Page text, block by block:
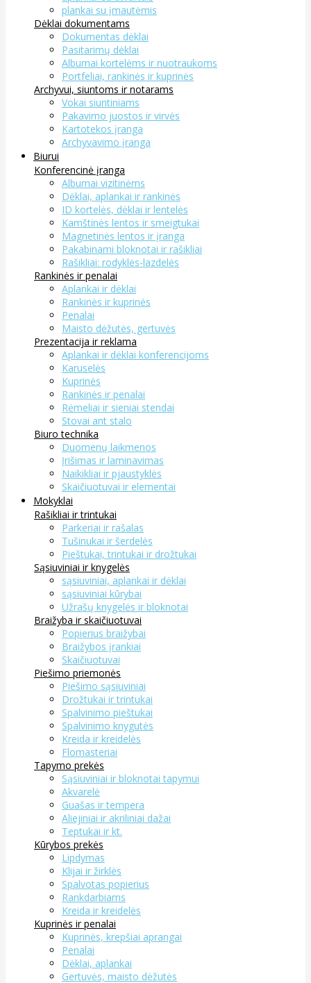
plankai su įmautėmis
Dėklai dokumentams
Dokumentas dėklai
Pasitarimų dėklai
Albumai kortelėms ir nuotraukoms
Portfeliai, rankinės ir kuprinės
Archyvui, siuntoms ir notarams
Vokai siuntiniams
Pakavimo juostos ir virvės
Kartotekos įranga
Archyvavimo įranga
Biurui
Konferencinė įranga
Albumai vizitinėms
Dėklai, aplankai ir rankinės
ID kortelės, dėklai ir lentelės
Kamštinės lentos ir smeigtukai
Magnetinės lentos ir įranga
Pakabinami bloknotai ir rašikliai
Rašikliai: rodyklės-lazdelės
Rankinės ir penalai
Aplankai ir dėklai
Rankinės ir kuprinės
Penalai
Maisto dėžutės, gertuvės
Prezentacija ir reklama
Aplankai ir dėklai konferencijoms
Karuselės
Kuprinės
Rankinės ir penalai
Rėmeliai ir sieniai stendai
Stovai ant stalo
Biuro technika
Duomenų laikmenos
Įrišimas ir laminavimas
Naikikliai ir pjaustyklės
Skaičiuotuvai ir elementai
Mokyklai
Rašikliai ir trintukai
Parkeriai ir rašalas
Tušinukai ir šerdelės
Pieštukai, trintukai ir drožtukai
Sąsiuviniai ir knygelės
sąsiuviniai, aplankai ir dėklai
sąsiuviniai kūrybai
Užrašų knygelės ir bloknotai
Braižyba ir skaičiuotuvai
Popierius braižybai
Braižybos įrankiai
Skaičiuotuvai
Piešimo priemonės
Piešimo sąsiuviniai
Drožtukai ir trintukai
Spalvinimo pieštukai
Spalvinimo knygutės
Kreida ir kreidelės
Flomasteriai
Tapymo prekės
Sąsiuviniai ir bloknotai tapymui
Akvarelė
Guašas ir tempera
Aliejiniai ir akriliniai dažai
Teptukai ir kt.
Kūrybos prekės
Lipdymas
Klijai ir žirklės
Spalvotas popierius
Rankdarbiams
Kreida ir kreidelės
Kuprinės ir penalai
Kuprinės, krepšiai aprangai
Penalai
Dėklai, aplankai
Gertuvės, maisto dėžutės